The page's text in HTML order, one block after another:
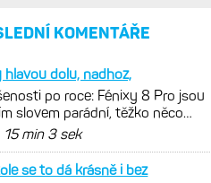
KOMENTÁŘE
hlavou dolu, nadhoz,
po roce: Fénixy 8 Pro jsou
slovem parádní, těžko něco
Ale ta nositelnost
15 min 3 sek
se to dá krásně i bez